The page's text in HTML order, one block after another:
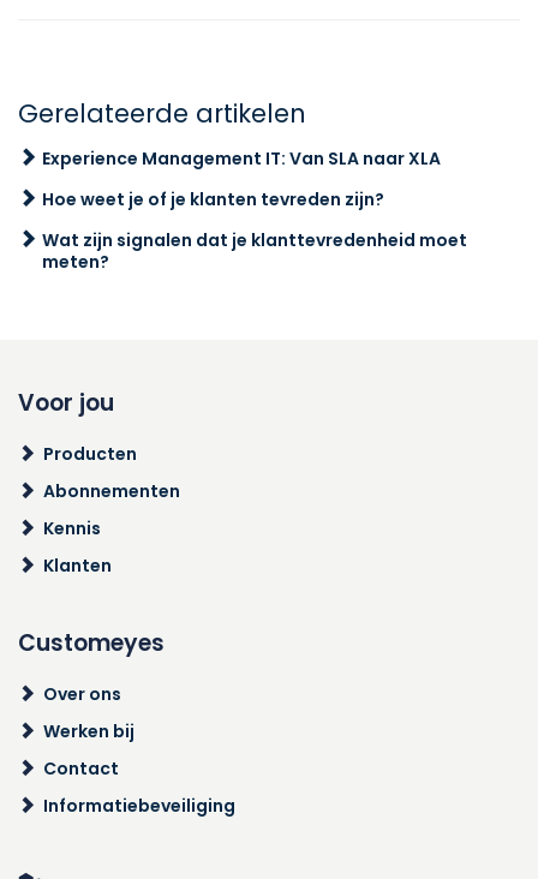
Gerelateerde artikelen
Experience Management IT: Van SLA naar XLA
Hoe weet je of je klanten tevreden zijn?
Wat zijn signalen dat je klanttevredenheid moet
meten?
Voor jou
Producten
Abonnementen
Kennis
Klanten
Customeyes
Over ons
Werken bij
Contact
Informatiebeveiliging